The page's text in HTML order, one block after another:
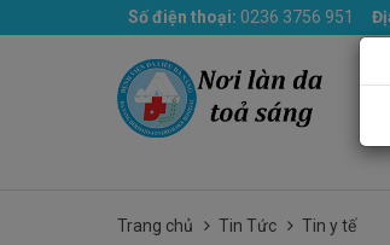
Số điện thoại: 0236 3756 951
Trang chủ Tin Tức Tin y tế